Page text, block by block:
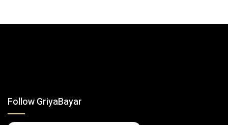
Follow GriyaBayar